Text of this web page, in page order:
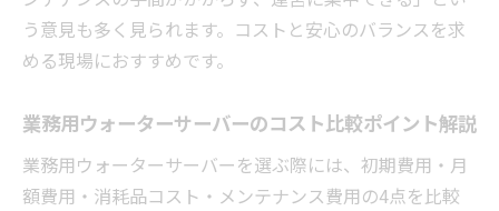
う意見も多く見られます。コストと安心のバランスを求
める現場におすすめです。
業務用ウォーターサーバーのコスト比較ポイント解説
業務用ウォーターサーバーを選ぶ際には、初期費用・月
額費用・消耗品コスト・メンテナンス費用の4点を比較